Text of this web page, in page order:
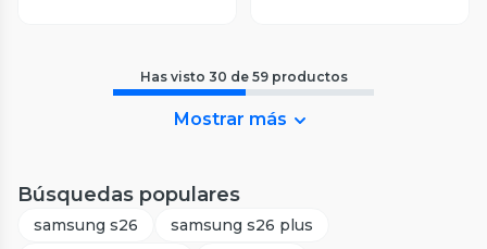
Has visto 30 de 59 productos
Mostrar más
Búsquedas populares
samsung s26
samsung s26 plus